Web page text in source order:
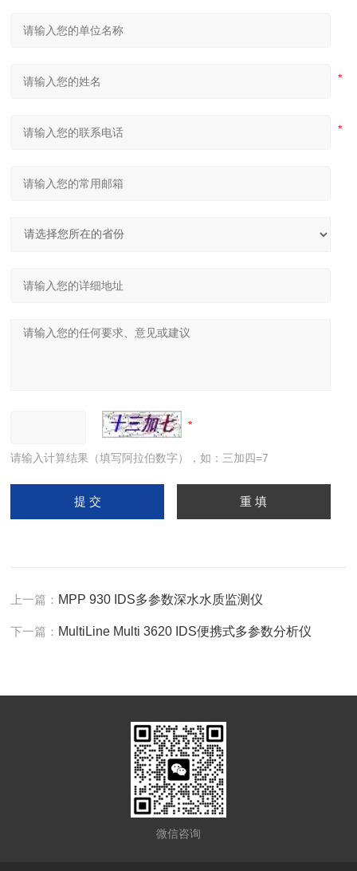
请输入计算结果（填写阿拉伯数字），如：三加四=7
上一篇： MPP 930 IDS多参数深水水质监测仪
下一篇： MultiLine Multi 3620 IDS便携式多参数分析仪
微信咨询